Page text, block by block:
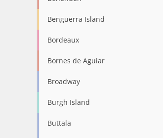
Benguerra Island
Bordeaux
Bornes de Aguiar
Broadway
Burgh Island
Buttala